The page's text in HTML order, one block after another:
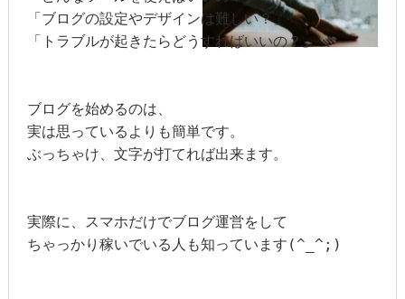
「ブログの設定やデザインは難しい？」
「トラブルが起きたらどうすればいいの？」
ブログを始めるのは、
実は思っているよりも簡単です。
ぶっちゃけ、文字が打てれば出来ます。
実際に、スマホだけでブログ運営をして
ちゃっかり稼いでいる人も知っています(^_^;)